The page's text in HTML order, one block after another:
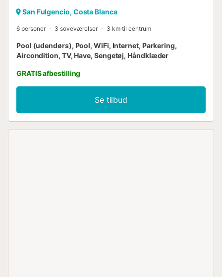
San Fulgencio, Costa Blanca
6 personer 3 soveværelser 3 km til centrum
Pool (udendørs), Pool, WiFi, Internet, Parkering,
Aircondition, TV, Have, Sengetøj, Håndklæder
GRATIS afbestilling
Se tilbud